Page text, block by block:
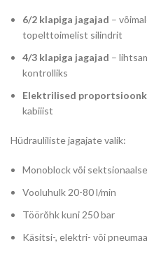
6/2 klapiga jagajad –
topelttoimelist silindrit
4/3 klapiga jagajad –
kontrolliks
Elektrilised
kabiiist
Hüdrauliliste jagajate valik:
Monoblock või
Vooluhulk 20-80 l/min
Töörõhk kuni 250 bar
Käsitsi-, elektri- või